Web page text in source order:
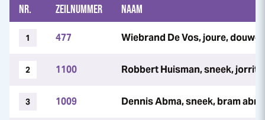
NR. ZEILNUMMER NAAM
1 477 Wiebrand De Vos, joure, douwe
2 1100 Robbert Huisman, sneek, jorrit
3 1009 Dennis Abma, sneek, bram